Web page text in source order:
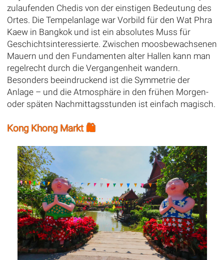
zulaufenden Chedis von der einstigen Bedeutung des
Ortes. Die Tempelanlage war Vorbild für den Wat Phra
Kaew in Bangkok und ist ein absolutes Muss für
Geschichtsinteressierte. Zwischen moosbewachsenen
Mauern und den Fundamenten alter Hallen kann man
regelrecht durch die Vergangenheit wandern.
Besonders beeindruckend ist die Symmetrie der
Anlage – und die Atmosphäre in den frühen Morgen-
oder späten Nachmittagsstunden ist einfach magisch.
Kong Khong Markt 🛍